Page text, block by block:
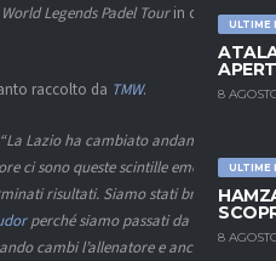
ULTIME
8
ULTIME
8
World Legends Padel Tourin corso
raccolto da TMW.
“La Lazio ha cambiato andamento?
ci sono queste scintille emotive
risultati. Siamo stati bravi a
perché siamo passati da un
cambi l’allenatore e anche di